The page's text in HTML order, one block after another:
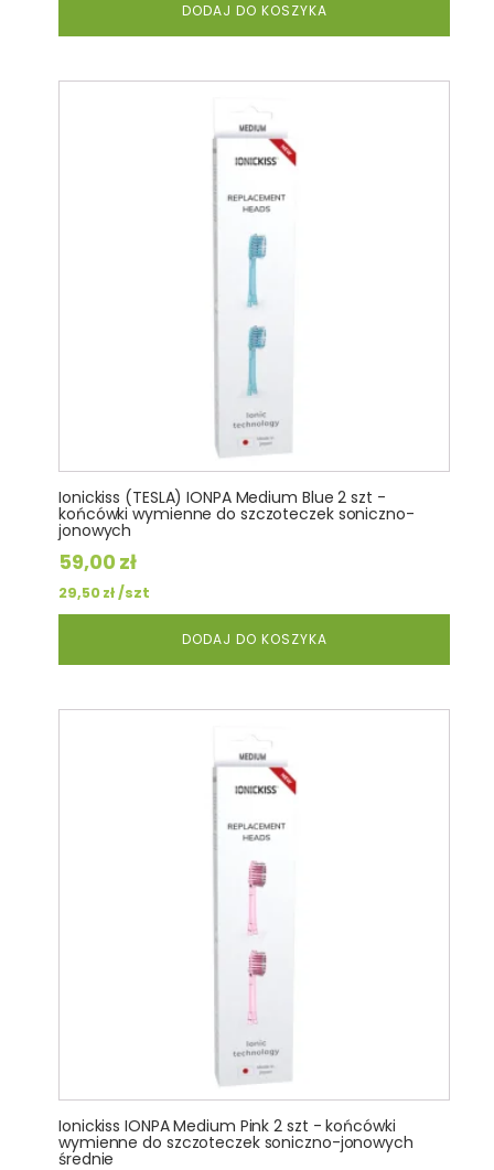
DODAJ DO KOSZYKA
Ionickiss (TESLA) IONPA Medium Blue 2 szt -
końcówki wymienne do szczoteczek soniczno-
jonowych
59,00 zł
29,50zł/szt
DODAJ DO KOSZYKA
Ionickiss IONPA Medium Pink 2 szt - końcówki
wymienne do szczoteczek soniczno-jonowych
średnie